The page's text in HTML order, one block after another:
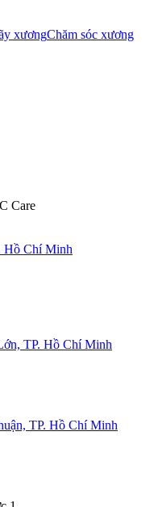
xươngChăm sóc xương
Care
Hồ Chí Minh
TP. Hồ Chí Minh
TP. Hồ Chí Minh